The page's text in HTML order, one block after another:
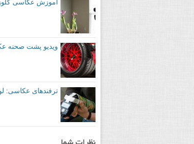
آموزش عکاسی
ویدیو پشت صحنه
ترفندهای عکاسی: